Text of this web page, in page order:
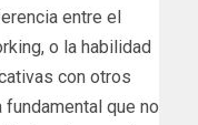
entre el
o la habilidad
con otros
que no